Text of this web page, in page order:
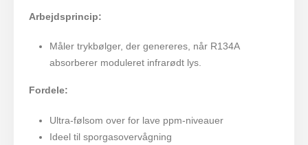
Arbejdsprincip:
Måler trykbølger, der genereres, når R134A
absorberer moduleret infrarødt lys.
Fordele:
Ultra-følsom over for lave ppm-niveauer
Ideel til sporgasovervågning